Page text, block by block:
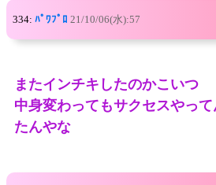
334: ﾊﾟﾜﾌﾟﾛ 21/10/06(水):57
またインチキしたのかこいつ
中身変わってもサクセスやっ
たんやな